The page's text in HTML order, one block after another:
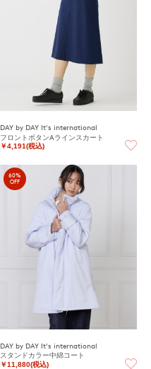
DAY by DAY It's international
フロントボタンAラインスカート
￥4,191(税込)
60%
OFF
DAY by DAY It's international
スタンドカラー中綿コート
￥11,880(税込)